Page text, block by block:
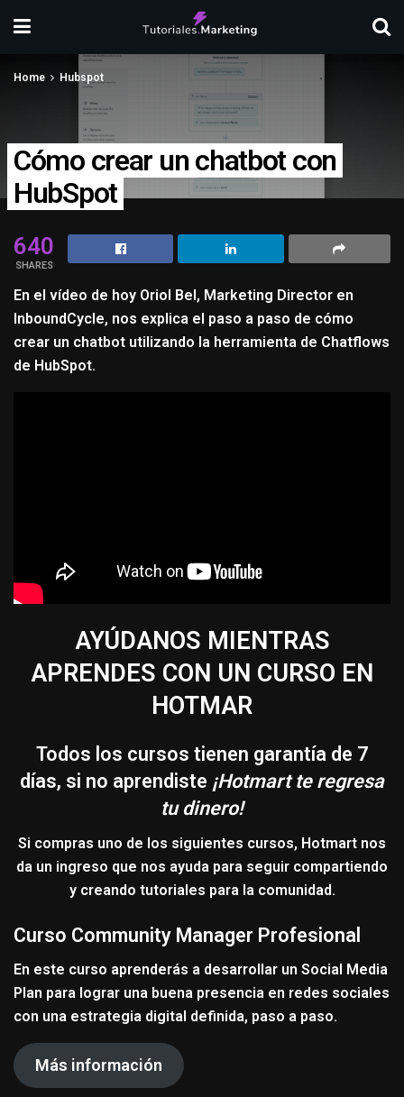
Home Hubspot
Cómo crear un chatbot con
HubSpot
640
SHARES
En el vídeo de hoy Oriol Bel, Marketing Director en
InboundCycle, nos explica el paso a paso de cómo
crear un chatbot utilizando la herramienta de Chatflows
de HubSpot.
AYÚDANOS MIENTRAS
APRENDES CON UN CURSO EN
HOTMAR
Todos los cursos tienen garantía de 7
días, si no aprendiste ¡Hotmart te regresa
tu dinero!
Si compras uno de los siguientes cursos, Hotmart nos
da un ingreso que nos ayuda para seguir compartiendo
y creando tutoriales para la comunidad.
Curso Community Manager Profesional
En este curso aprenderás a desarrollar un Social Media
Plan para lograr una buena presencia en redes sociales
con una estrategia digital definida, paso a paso.
Más información